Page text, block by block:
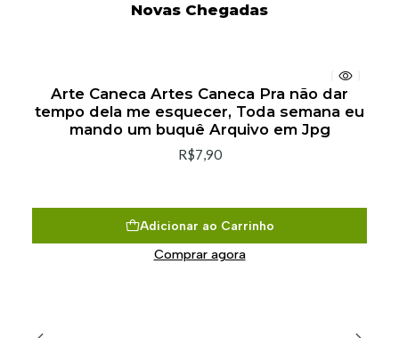
Novas Chegadas
Arte Caneca Artes Caneca Pra não dar
tempo dela me esquecer, Toda semana eu
mando um buquê Arquivo em Jpg
R$7,90
Adicionar ao Carrinho
Comprar agora